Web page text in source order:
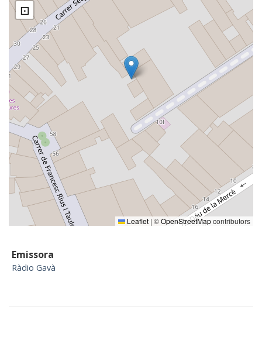
⊡
Leaflet | ©OpenStreetMapcontributors
Emissora
Ràdio Gavà